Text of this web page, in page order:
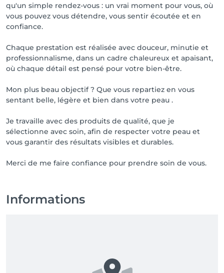
qu'un simple rendez-vous : un vrai moment pour vous, où
vous pouvez vous détendre, vous sentir écoutée et en
confiance.
Chaque prestation est réalisée avec douceur, minutie et
professionnalisme, dans un cadre chaleureux et apaisant,
où chaque détail est pensé pour votre bien-être.
Mon plus beau objectif ? Que vous repartiez en vous
sentant belle, légère et bien dans votre peau .
Je travaille avec des produits de qualité, que je
sélectionne avec soin, afin de respecter votre peau et
vous garantir des résultats visibles et durables.
Merci de me faire confiance pour prendre soin de vous.
Informations